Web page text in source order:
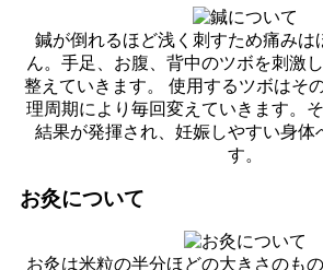
鍼が倒れるほど浅く刺すため痛みは
ん。手足、お腹、背中のツボを刺激
整えていきます。 使用するツボはそ
理周期により毎回変えていきます。
結果が発揮され、妊娠しやすい身体
す。
お灸について
お灸は米粒の半分ほどの大きさのも